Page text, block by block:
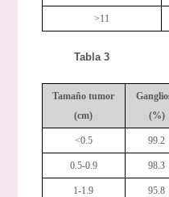
>11
Tabla 3
Tamaño tumor
(cm)
(%)
<0.5 99.2
0.5-0.9 98.3
1-1.9 95.8